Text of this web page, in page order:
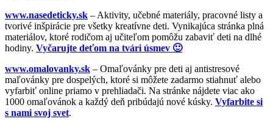
www.nasedeticky.sk – Aktivity, učebné materiály, pracovné listy a
tvorivé inšpirácie pre všetky kreatívne deti. Vynikajúca stránka plná
materiálov, ktoré rodičom aj učiteľom pomôžu zabaviť deti na dlhé
hodiny. Vyčarujte deťom na tvári úsmev 🙂
www.omalovanky.sk – Omaľovánky pre deti aj antistresové
maľovánky pre dospelých, ktoré si môžete zadarmo stiahnuť alebo
vyfarbiť online priamo v prehliadači. Na stránke nájdete viac ako
1000 omaľovánok a každý deň pribúdajú nové kúsky. Vyfarbite si
s nami svoj svet.